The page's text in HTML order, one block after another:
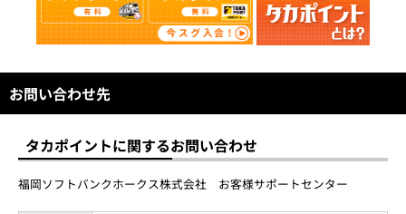
お問い合わせ先
タカポイントに関するお問い合わせ
福岡ソフトバンクホークス株式会社 お客様サポートセンター